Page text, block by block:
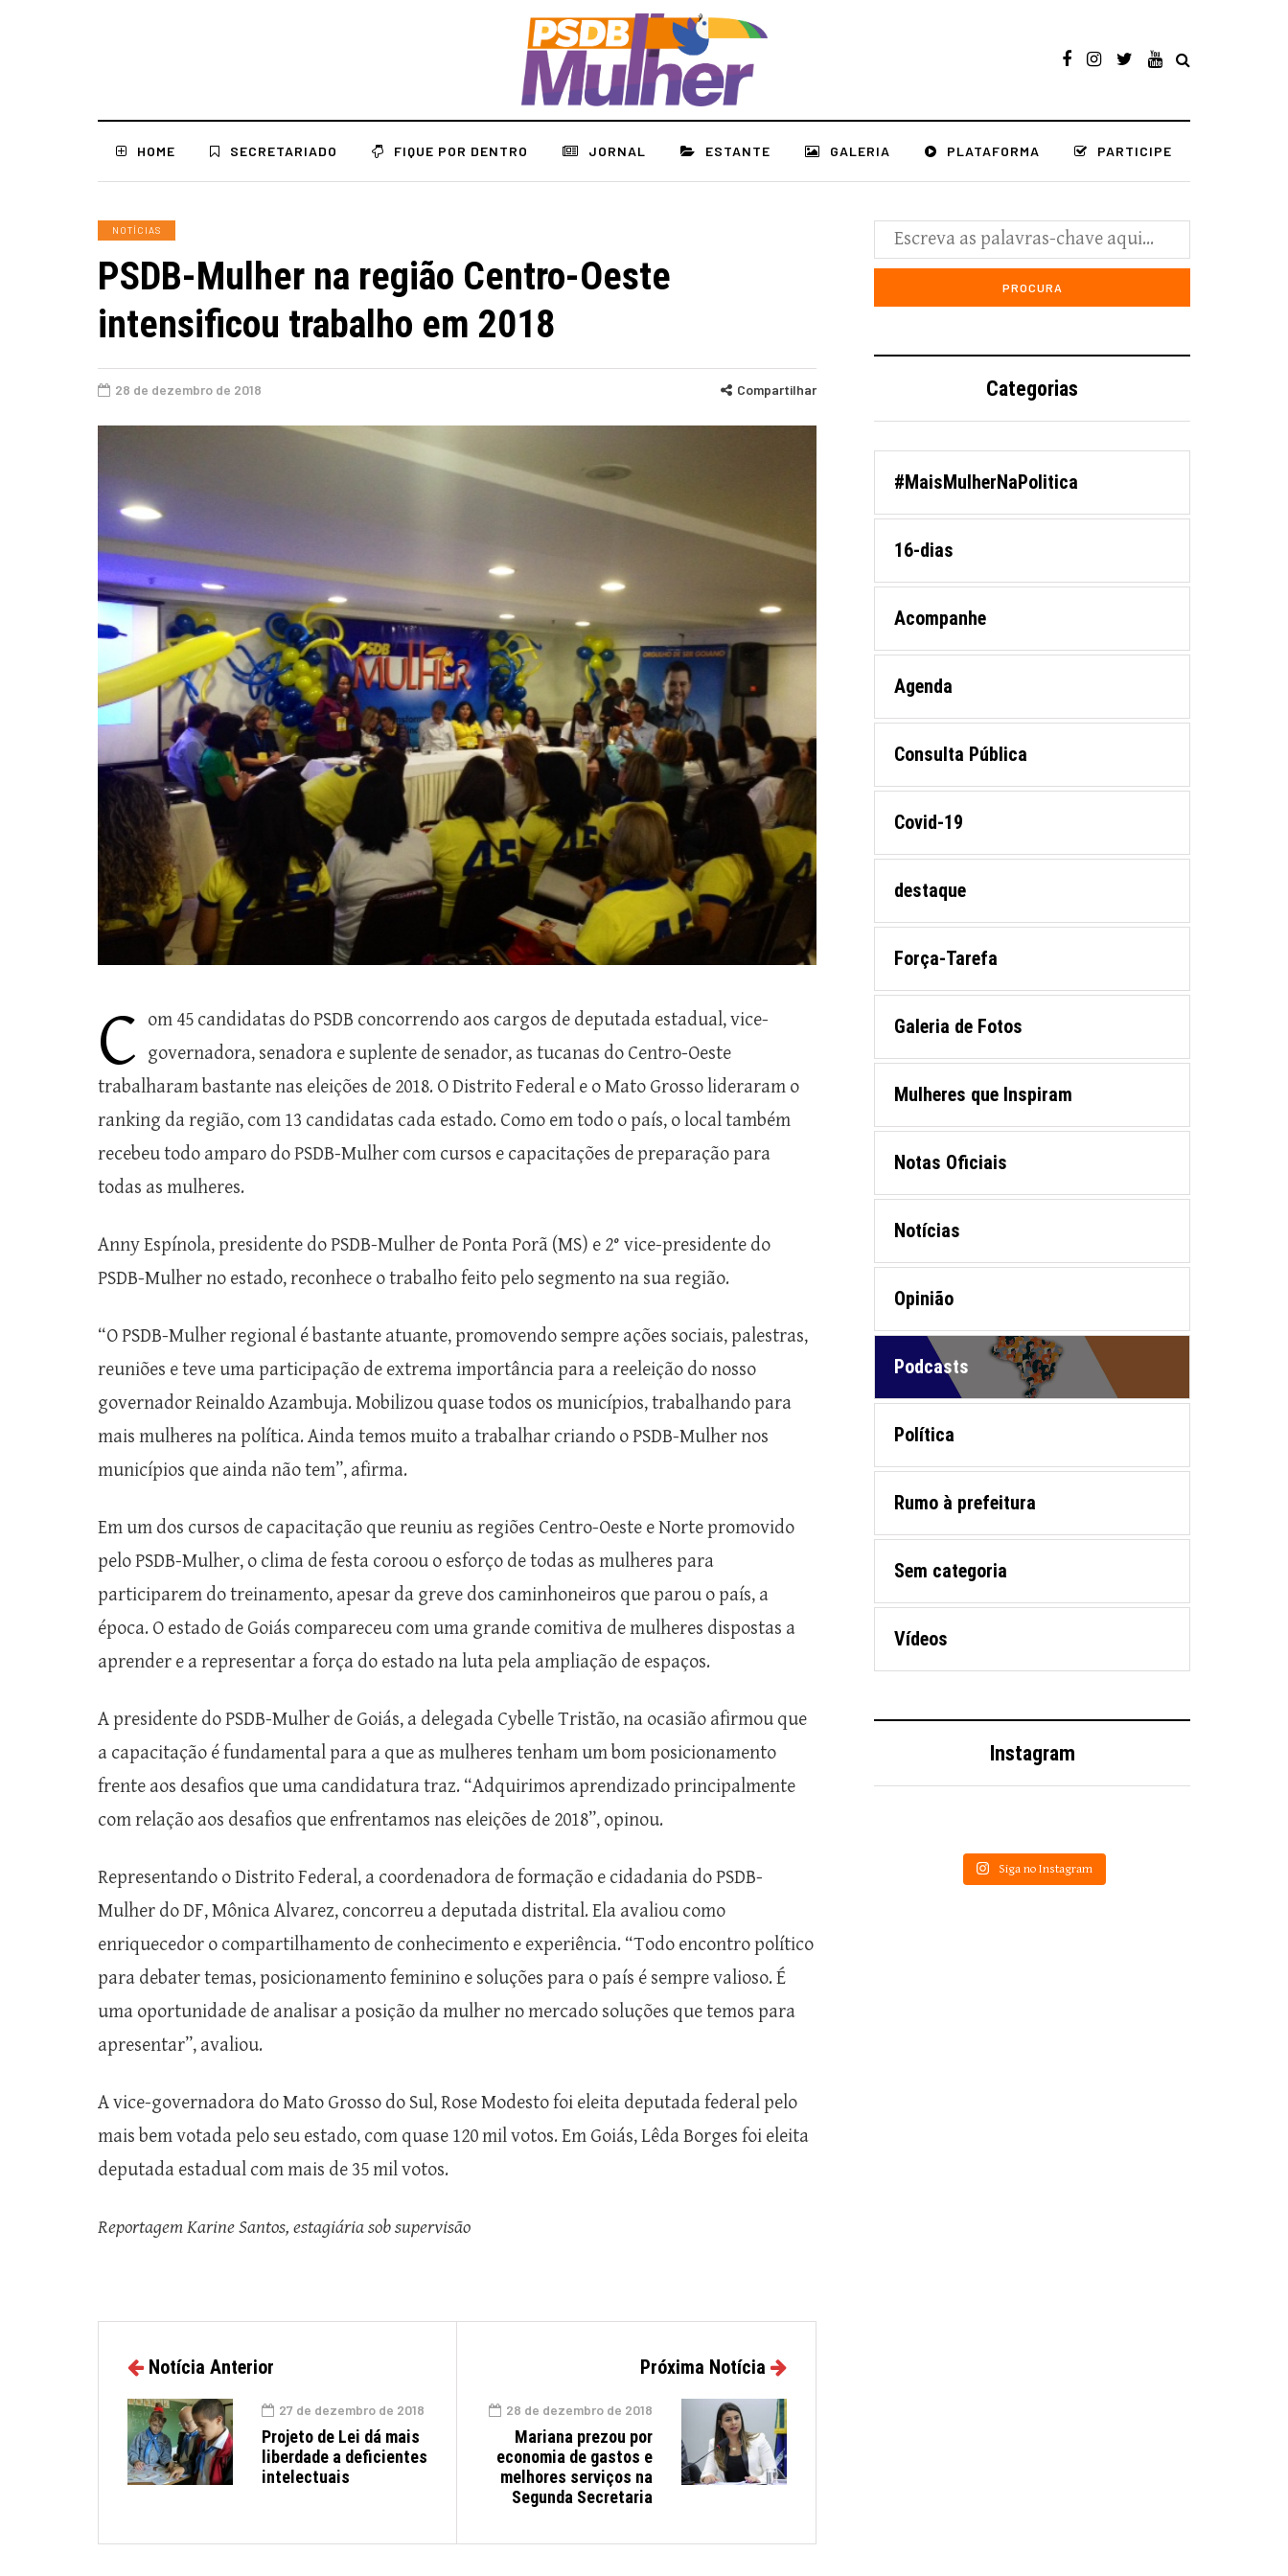
HOME SECRETARIADO FIQUE POR DENTRO JORNAL ESTANTE GALERIA PLATAFORMA PARTICIPE
NOTÍCIAS
PSDB-Mulher na região Centro-Oeste
intensificou trabalho em 2018
28 de dezembro de 2018 Compartilhar
C
om 45 candidatas do PSDB concorrendo aos cargos de deputada estadual, vice-
governadora, senadora e suplente de senador, as tucanas do Centro-Oeste
trabalharam bastante nas eleições de 2018. O Distrito Federal e o Mato Grosso lideraram o
ranking da região, com 13 candidatas cada estado. Como em todo o país, o local também
recebeu todo amparo do PSDB-Mulher com cursos e capacitações de preparação para
todas as mulheres.
Anny Espínola, presidente do PSDB-Mulher de Ponta Porã (MS) e 2° vice-presidente do
PSDB-Mulher no estado, reconhece o trabalho feito pelo segmento na sua região.
“O PSDB-Mulher regional é bastante atuante, promovendo sempre ações sociais, palestras,
reuniões e teve uma participação de extrema importância para a reeleição do nosso
governador Reinaldo Azambuja. Mobilizou quase todos os municípios, trabalhando para
mais mulheres na política. Ainda temos muito a trabalhar criando o PSDB-Mulher nos
municípios que ainda não tem”, afirma.
Em um dos cursos de capacitação que reuniu as regiões Centro-Oeste e Norte promovido
pelo PSDB-Mulher, o clima de festa coroou o esforço de todas as mulheres para
participarem do treinamento, apesar da greve dos caminhoneiros que parou o país, a
época. O estado de Goiás compareceu com uma grande comitiva de mulheres dispostas a
aprender e a representar a força do estado na luta pela ampliação de espaços.
A presidente do PSDB-Mulher de Goiás, a delegada Cybelle Tristão, na ocasião afirmou que
a capacitação é fundamental para a que as mulheres tenham um bom posicionamento
frente aos desafios que uma candidatura traz. “Adquirimos aprendizado principalmente
com relação aos desafios que enfrentamos nas eleições de 2018”, opinou.
Representando o Distrito Federal, a coordenadora de formação e cidadania do PSDB-
Mulher do DF, Mônica Alvarez, concorreu a deputada distrital. Ela avaliou como
enriquecedor o compartilhamento de conhecimento e experiência. “Todo encontro político
para debater temas, posicionamento feminino e soluções para o país é sempre valioso. É
uma oportunidade de analisar a posição da mulher no mercado soluções que temos para
apresentar”, avaliou.
A vice-governadora do Mato Grosso do Sul, Rose Modesto foi eleita deputada federal pelo
mais bem votada pelo seu estado, com quase 120 mil votos. Em Goiás, Lêda Borges foi eleita
deputada estadual com mais de 35 mil votos.
Reportagem Karine Santos, estagiária sob supervisão
Categorias
#MaisMulherNaPolitica
16-dias
Acompanhe
Agenda
Consulta Pública
Covid-19
destaque
Força-Tarefa
Galeria de Fotos
Mulheres que Inspiram
Notas Oficiais
Notícias
Opinião
Podcasts
Política
Rumo à prefeitura
Sem categoria
Vídeos
Instagram
Siga no Instagram
Notícia Anterior
27 de dezembro de 2018
Projeto de Lei dá mais
liberdade a deficientes
intelectuais
Próxima Notícia
28 de dezembro de 2018
Mariana prezou por
economia de gastos e
melhores serviços na
Segunda Secretaria